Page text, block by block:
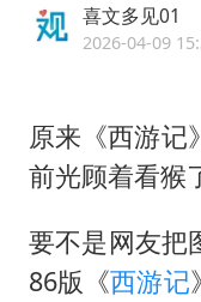
喜文多见01
2026-04-09
原来《西游记
前光顾着看猴
要不是网友把
86版《西游记